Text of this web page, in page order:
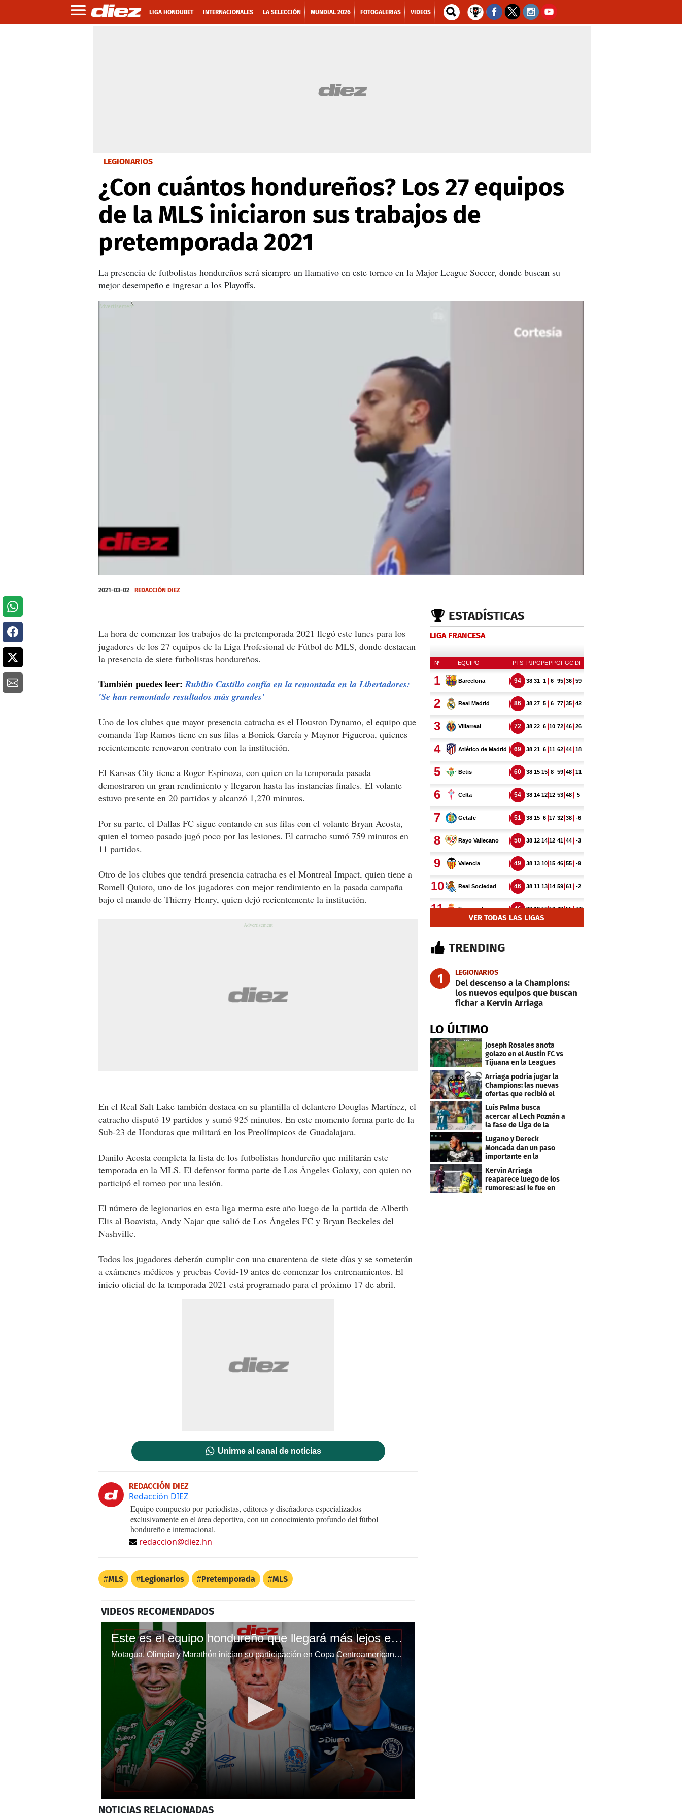
LIGA HONDUBET INTERNACIONALES LA SELECCIÓN MUNDIAL 2026 FOTOGALERIAS VIDEOS
LEGIONARIOS
¿Con cuántos hondureños? Los 27 equipos
de la MLS iniciaron sus trabajos de
pretemporada 2021
La presencia de futbolistas hondureños será siempre un llamativo en este torneo en la Major League Soccer, donde buscan su
mejor desempeño e ingresar a los Playoffs.
of
41
X
2021-03-02 REDACCIÓN DIEZ
La hora de comenzar los trabajos de la pretemporada 2021 llegó este lunes para los
jugadores de los 27 equipos de la Liga Profesional de Fútbol de MLS, donde destacan
la presencia de siete futbolistas hondureños.
También puedes leer:Rubilio Castillo confía en la remontada en la Libertadores:
'Se han remontado resultados más grandes'
Uno de los clubes que mayor presencia catracha es el Houston Dynamo, el equipo que
comanda Tap Ramos tiene en sus filas a Boniek García y Maynor Figueroa, quienes
recientemente renovaron contrato con la institución.
El Kansas City tiene a Roger Espinoza, con quien en la temporada pasada
demostraron un gran rendimiento y llegaron hasta las instancias finales. El volante
estuvo presente en 20 partidos y alcanzó 1,270 minutos.
Por su parte, el Dallas FC sigue contando en sus filas con el volante Bryan Acosta,
quien el torneo pasado jugó poco por las lesiones. El catracho sumó 759 minutos en
11 partidos.
Otro de los clubes que tendrá presencia catracha es el Montreal Impact, quien tiene a
Romell Quioto, uno de los jugadores con mejor rendimiento en la pasada campaña
bajo el mando de Thierry Henry, quien dejó recientemente la institución.
En el Real Salt Lake también destaca en su plantilla el delantero Douglas Martínez, el
catracho disputó 19 partidos y sumó 925 minutos. En este momento forma parte de la
Sub-23 de Honduras que militará en los Preolímpicos de Guadalajara.
Danilo Acosta completa la lista de los futbolistas hondureño que militarán este
temporada en la MLS. El defensor forma parte de Los Ángeles Galaxy, con quien no
participó el torneo por una lesión.
El número de legionarios en esta liga merma este año luego de la partida de Alberth
Elis al Boavista, Andy Najar que salió de Los Ángeles FC y Bryan Beckeles del
Nashville.
Todos los jugadores deberán cumplir con una cuarentena de siete días y se someterán
a exámenes médicos y pruebas Covid-19 antes de comenzar los entrenamientos. El
inicio oficial de la temporada 2021 está programado para el próximo 17 de abril.
Unirme al canal de noticias
REDACCIÓN DIEZ
Redacción DIEZ
Equipo compuesto por periodistas, editores y diseñadores especializados
exclusivamente en el área deportiva, con un conocimiento profundo del fútbol
hondureño e internacional.
redaccion@diez.hn
MLS Legionarios Pretemporada MLS
VIDEOS RECOMENDADOS
Este es el equipo hondureño que llegará más lejos en Copa Centroamericana
Motagua, Olimpia y Marathón inician su participación en Copa Centroamericana de Concacaf. El equipo de Troglio ya se coronó campeón de esta competición, las Águilas de Diego Vázquez han llegado a múltiples finales de Concacaf League, mientras Marathón regresa al ruedo internacional tras muchos años de ausencia. ¿Qué equipo hondureño llegará más lejos?
seconds
NOTICIAS RELACIONADAS
ESTADÍSTICAS
LIGA FRANCESA
VER TODAS LAS LIGAS
TRENDING
1 LEGIONARIOS
Del descenso a la Champions:
los nuevos equipos que buscan
fichar a Kervin Arriaga
LO ÚLTIMO
Joseph Rosales anota
golazo en el Austin FC vs
Tijuana en la Leagues
Cup
Arriaga podría jugar la
Champions: las nuevas
ofertas que recibió el
Levante
Luis Palma busca
acercar al Lech Poznán a
la fase de Liga de la
Lugano y Dereck
Moncada dan un paso
importante en la
Conference League
Kervin Arriaga
reaparece luego de los
rumores: así le fue en